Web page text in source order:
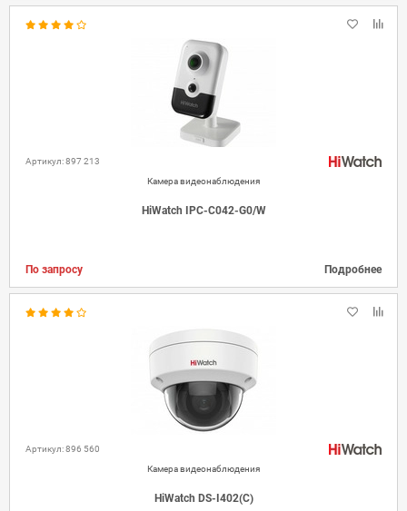
Артикул: 897 213
Камера видеонаблюдения
HiWatch IPC-C042-G0/W
По запросу Подробнее
Артикул: 896 560
Камера видеонаблюдения
HiWatch DS-I402(C)